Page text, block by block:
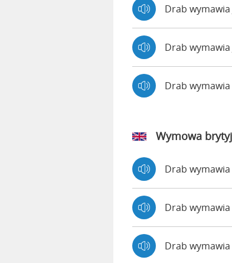
Drab wymawia
Drab wymawia
Drab
Wymowa
Drab
Drab
Drab